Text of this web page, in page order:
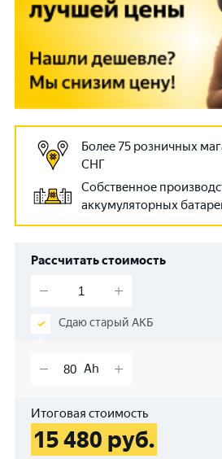
Более 75 розничных
СНГ
Собственное
аккумуляторных
Рассчитать стоимость
Сдаю старый АКБ
Итоговая стоимость
15 480 руб.